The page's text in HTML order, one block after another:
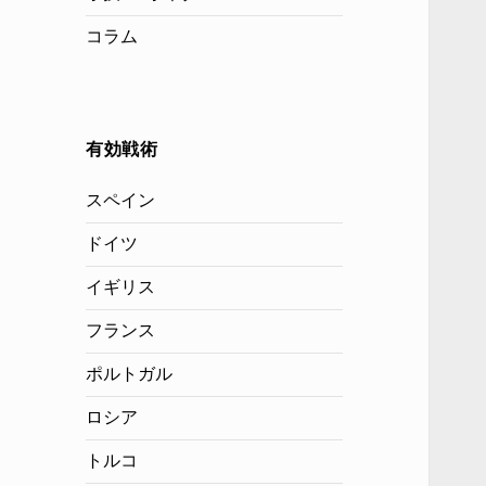
コラム
有効戦術
スペイン
ドイツ
イギリス
フランス
ポルトガル
ロシア
トルコ